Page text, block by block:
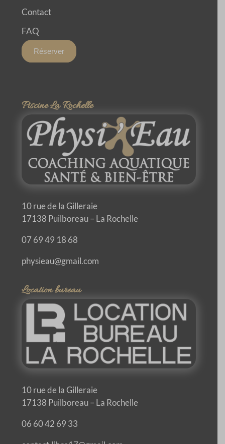
Contact
FAQ
Réserver
Piscine La Rochelle
10 rue de la Gilleraie
17138 Puilboreau – La Rochelle
07 69 49 18 68
physieau@gmail.com
Location bureau
10 rue de la Gilleraie
17138 Puilboreau – La Rochelle
06 60 42 69 33